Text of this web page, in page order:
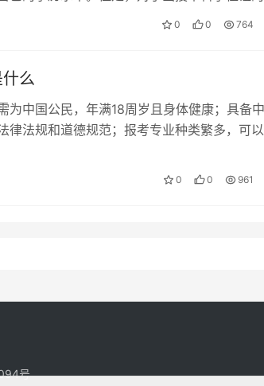
本文将从多个方面…
0 0 764
么
为中国公民，年满18周岁且身体健康；具备
律法规和道德规范；报考专业种类繁多，可以
0 0 961
号